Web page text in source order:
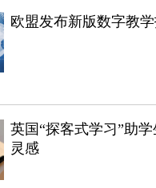
欧盟发布新版数字教
英国“探客式学习”助
灵感